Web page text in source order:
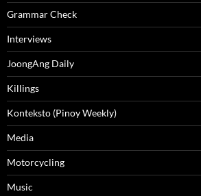
Grammar Check
Interviews
JoongAng Daily
Killings
Konteksto (Pinoy Weekly)
Media
Motorcycling
Music